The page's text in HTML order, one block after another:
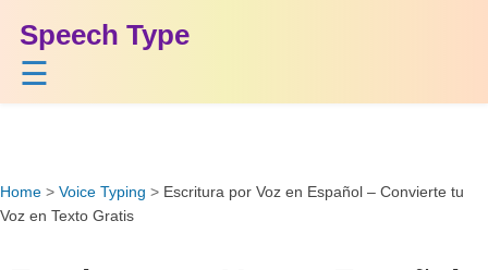
Speech Type
☰
Home > Voice Typing > Escritura por Voz en Español – Convierte tu
Voz en Texto Gratis